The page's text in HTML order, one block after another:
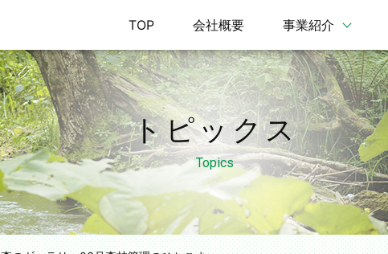
TOP 会社概要 事業紹介
トピックス
Topics